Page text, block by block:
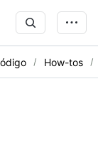
How-tos